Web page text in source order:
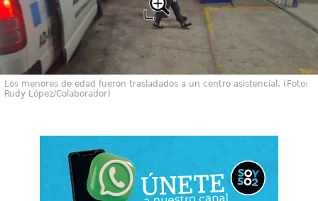
Los menores de edad fueron trasladados a un centro asistencial. (Foto:
Rudy López/Colaborador)